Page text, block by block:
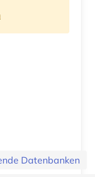
Datenbanken